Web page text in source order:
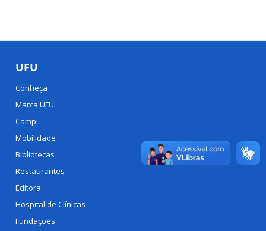
UFU
Conheça
Marca UFU
Campi
Mobilidade
Bibliotecas
Restaurantes
Editora
Hospital de Clínicas
Fundações